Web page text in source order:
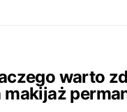
warto
makijaż